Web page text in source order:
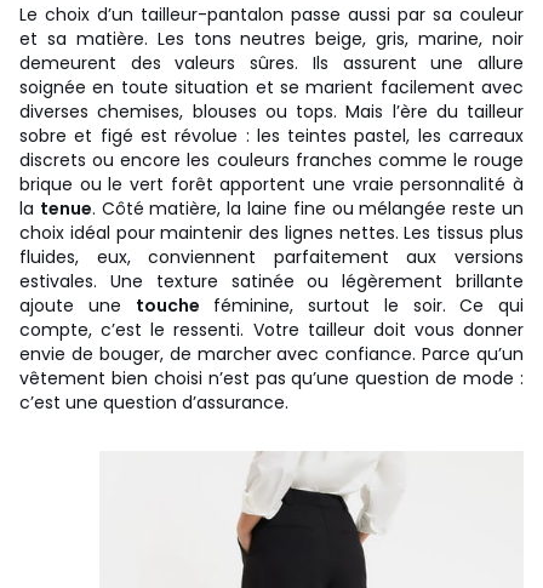
Le choix d’un tailleur-pantalon passe aussi par sa couleur
et sa matière. Les tons neutres beige, gris, marine, noir
demeurent des valeurs sûres. Ils assurent une allure
soignée en toute situation et se marient facilement avec
diverses chemises, blouses ou tops. Mais l’ère du tailleur
sobre et figé est révolue : les teintes pastel, les carreaux
discrets ou encore les couleurs franches comme le rouge
brique ou le vert forêt apportent une vraie personnalité à
la tenue. Côté matière, la laine fine ou mélangée reste un
choix idéal pour maintenir des lignes nettes. Les tissus plus
fluides, eux, conviennent parfaitement aux versions
estivales. Une texture satinée ou légèrement brillante
ajoute une touche féminine, surtout le soir. Ce qui
compte, c’est le ressenti. Votre tailleur doit vous donner
envie de bouger, de marcher avec confiance. Parce qu’un
vêtement bien choisi n’est pas qu’une question de mode :
c’est une question d’assurance.